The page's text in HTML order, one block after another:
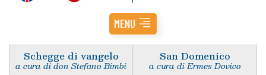
MENU
Schegge di vangelo
a cura di don Stefano Bimbi
San Domenico
a cura di Ermes Dovico